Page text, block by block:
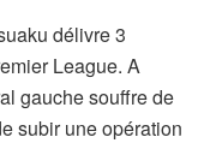
délivre 3
League. A
gauche souffre de
subir une opération